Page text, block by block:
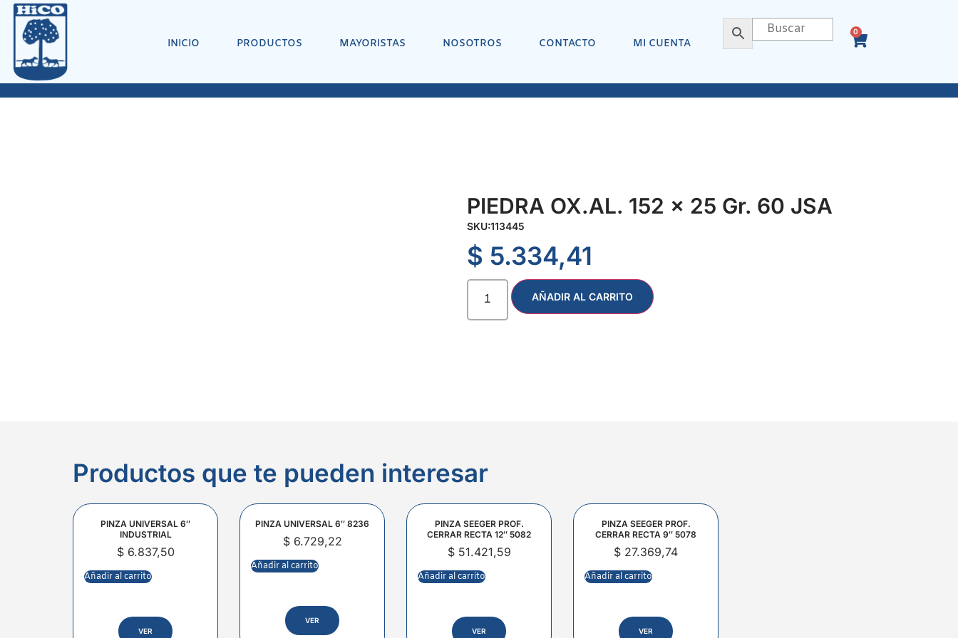
INICIO PRODUCTOS MAYORISTAS NOSOTROS CONTACTO MI CUENTA
0
PIEDRA OX.AL. 152 x 25 Gr. 60 JSA
SKU:113445
$ 5.334,41
AÑADIR AL CARRITO
Productos que te pueden interesar
PINZA UNIVERSAL 6″
INDUSTRIAL
$6.837,50
Añadir al carrito
VER
PINZA UNIVERSAL 6″ 8236
$6.729,22
Añadir al carrito
VER
PINZA SEEGER PROF.
CERRAR RECTA 12″ 5082
$51.421,59
Añadir al carrito
VER
PINZA SEEGER PROF.
CERRAR RECTA 9″ 5078
$ 27.369,74
Añadir al carrito
VER